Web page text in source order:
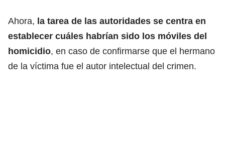
Ahora, la tarea de las autoridades se centra en
establecer cuáles habrían sido los móviles del
homicidio, en caso de confirmarse que el hermano
de la víctima fue el autor intelectual del crimen.